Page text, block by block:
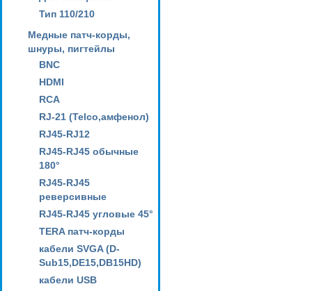
Тип 110/210
Медные патч-корды,
шнуры, пигтейлы
BNC
HDMI
RCA
RJ-21 (Telco,амфенол)
RJ45-RJ12
RJ45-RJ45 обычные
180°
RJ45-RJ45
реверсивные
RJ45-RJ45 угловые 45°
TERA патч-корды
кабели SVGA (D-
Sub15,DE15,DB15HD)
кабели USB